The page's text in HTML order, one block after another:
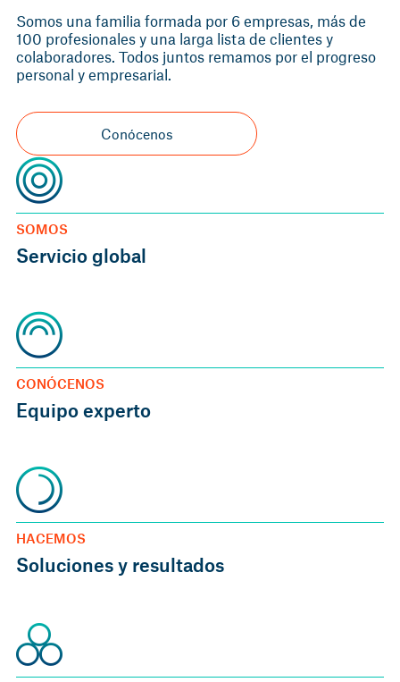
Somos una familia formada por 6 empresas, más de
100 profesionales y una larga lista de clientes y
colaboradores. Todos juntos remamos por el progreso
personal y empresarial.
Conócenos
SOMOS
Servicio global
CONÓCENOS
Equipo experto
HACEMOS
Soluciones y resultados